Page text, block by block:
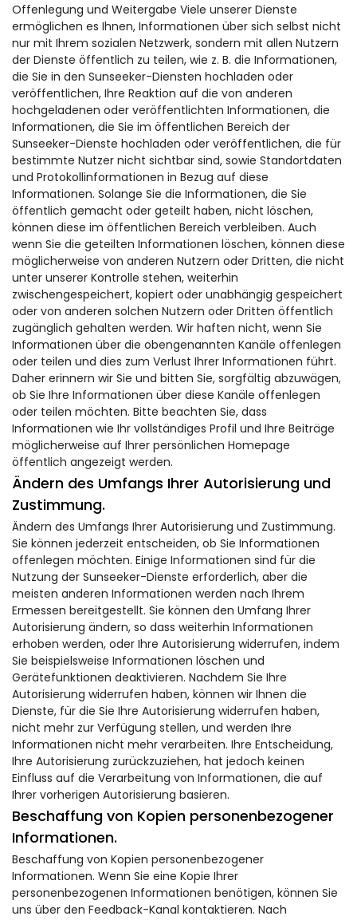
Offenlegung und Weitergabe Viele unserer Dienste
ermöglichen es Ihnen, Informationen über sich selbst nicht
nur mit Ihrem sozialen Netzwerk, sondern mit allen Nutzern
der Dienste öffentlich zu teilen, wie z. B. die Informationen,
die Sie in den Sunseeker-Diensten hochladen oder
veröffentlichen, Ihre Reaktion auf die von anderen
hochgeladenen oder veröffentlichten Informationen, die
Informationen, die Sie im öffentlichen Bereich der
Sunseeker-Dienste hochladen oder veröffentlichen, die für
bestimmte Nutzer nicht sichtbar sind, sowie Standortdaten
und Protokollinformationen in Bezug auf diese
Informationen. Solange Sie die Informationen, die Sie
öffentlich gemacht oder geteilt haben, nicht löschen,
können diese im öffentlichen Bereich verbleiben. Auch
wenn Sie die geteilten Informationen löschen, können diese
möglicherweise von anderen Nutzern oder Dritten, die nicht
unter unserer Kontrolle stehen, weiterhin
zwischengespeichert, kopiert oder unabhängig gespeichert
oder von anderen solchen Nutzern oder Dritten öffentlich
zugänglich gehalten werden. Wir haften nicht, wenn Sie
Informationen über die obengenannten Kanäle offenlegen
oder teilen und dies zum Verlust Ihrer Informationen führt.
Daher erinnern wir Sie und bitten Sie, sorgfältig abzuwägen,
ob Sie Ihre Informationen über diese Kanäle offenlegen
oder teilen möchten. Bitte beachten Sie, dass
Informationen wie Ihr vollständiges Profil und Ihre Beiträge
möglicherweise auf Ihrer persönlichen Homepage
öffentlich angezeigt werden.
Ändern des Umfangs Ihrer Autorisierung und
Zustimmung.
Ändern des Umfangs Ihrer Autorisierung und Zustimmung.
Sie können jederzeit entscheiden, ob Sie Informationen
offenlegen möchten. Einige Informationen sind für die
Nutzung der Sunseeker-Dienste erforderlich, aber die
meisten anderen Informationen werden nach Ihrem
Ermessen bereitgestellt. Sie können den Umfang Ihrer
Autorisierung ändern, so dass weiterhin Informationen
erhoben werden, oder Ihre Autorisierung widerrufen, indem
Sie beispielsweise Informationen löschen und
Gerätefunktionen deaktivieren. Nachdem Sie Ihre
Autorisierung widerrufen haben, können wir Ihnen die
Dienste, für die Sie Ihre Autorisierung widerrufen haben,
nicht mehr zur Verfügung stellen, und werden Ihre
Informationen nicht mehr verarbeiten. Ihre Entscheidung,
Ihre Autorisierung zurückzuziehen, hat jedoch keinen
Einfluss auf die Verarbeitung von Informationen, die auf
Ihrer vorherigen Autorisierung basieren.
Beschaffung von Kopien personenbezogener
Informationen.
Beschaffung von Kopien personenbezogener
Informationen. Wenn Sie eine Kopie Ihrer
personenbezogenen Informationen benötigen, können Sie
uns über den Feedback-Kanal kontaktieren. Nach